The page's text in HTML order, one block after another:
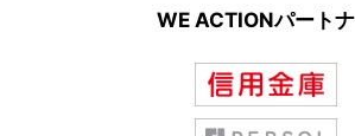
WE ACTIONパート